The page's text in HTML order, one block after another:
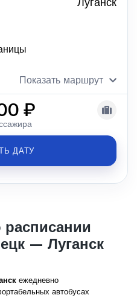
Показать маршрут
₽
ДАТУ
— Луганск
ежедневно
автобусах